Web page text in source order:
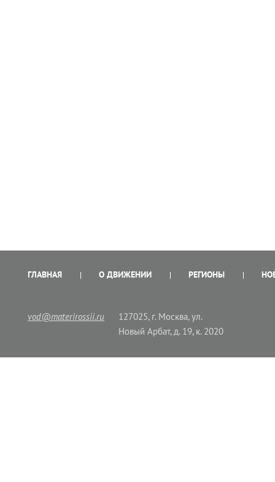
ГЛАВНАЯ О ДВИЖЕНИИ РЕГИОНЫ
vod@materirossii.ru
127025, г. Москва, ул.
Новый Арбат, д. 19, к. 2020